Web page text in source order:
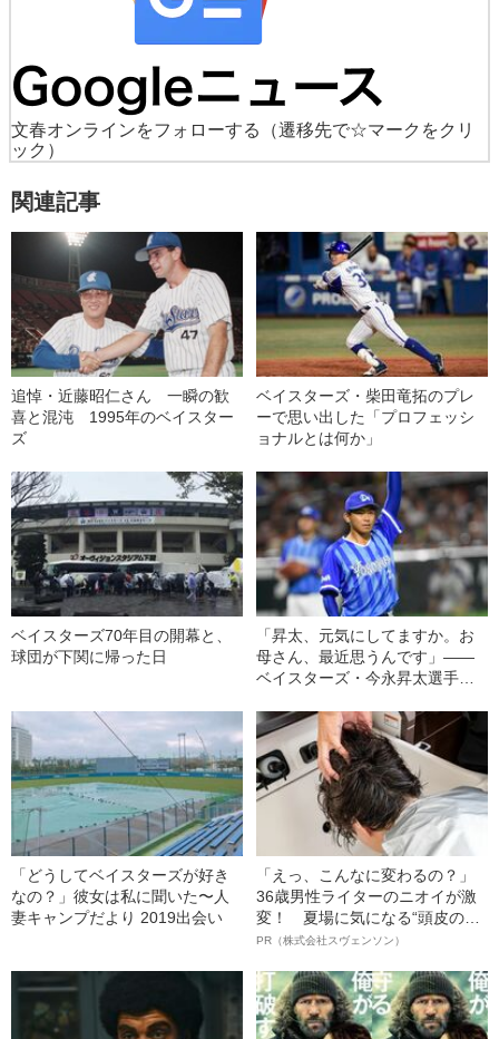
文春オンラインをフォローする
（遷移先で☆マークをクリ
ック）
関連記事
追悼・近藤昭仁さん 一瞬の歓
喜と混沌 1995年のベイスター
ズ
ベイスターズ・柴田竜拓のプレ
ーで思い出した「プロフェッシ
ョナルとは何か」
ベイスターズ70年目の開幕と、
球団が下関に帰った日
「昇太、元気にしてますか。お
母さん、最近思うんです」――
ベイスターズ・今永昇太選手へ
「どうしてベイスターズが好き
なの？」彼女は私に聞いた〜人
妻キャンプだより 2019出会い
「えっ、こんなに変わるの？」
36歳男性ライターのニオイが激
変！ 夏場に気になる“頭皮のニ
オイ”や“ベタつき”を解消す
ト”が生み出した徹底ケアとは
PR（株式会社スヴェンソン）